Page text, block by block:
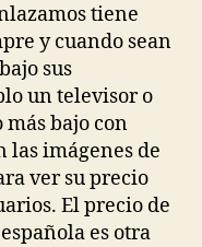
tiene
y cuando sean
sus
un televisor o
bajo con
las imágenes de
ver su precio
El precio de
es otra